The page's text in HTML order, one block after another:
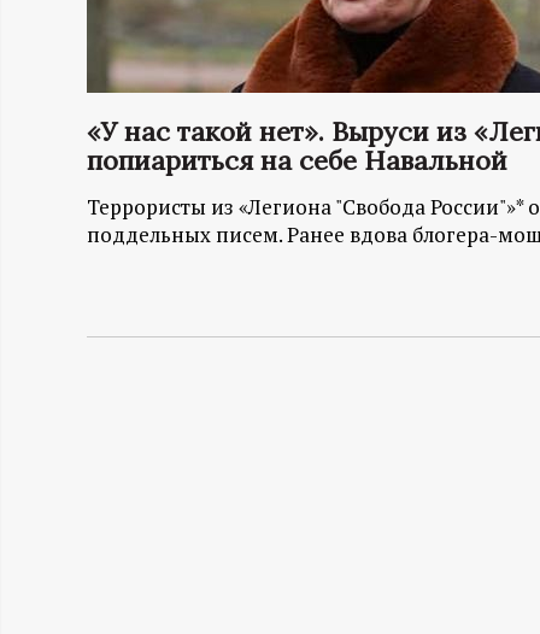
Д
А
Н
-
«У нас такой нет». Выруси из
попиариться на себе Навальной
Террористы из «Легиона "Свобода
поддельных писем. Ранее вдова блогера-